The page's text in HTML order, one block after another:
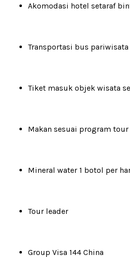
Akomodasi hotel setaraf
Transportasi bus pariwisata
Tiket masuk objek wisata
Makan sesuai program tour
Mineral water 1 botol per
Tour leader
Group Visa 144 China